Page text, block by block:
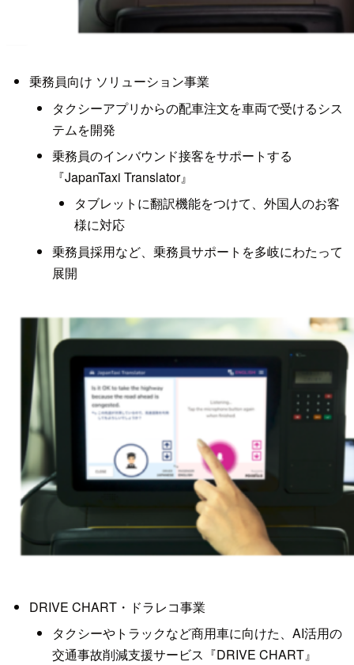
乗務員向け ソリューション事業
タクシーアプリからの配車注文を車両で受けるシス
テムを開発
乗務員のインバウンド接客をサポートする
『JapanTaxi Translator』
タブレットに翻訳機能をつけて、外国人のお客
様に対応
乗務員採用など、乗務員サポートを多岐にわたって
展開
DRIVE CHART・ドラレコ事業
タクシーやトラックなど商用車に向けた、AI活用の
交通事故削減支援サービス『DRIVE CHART』